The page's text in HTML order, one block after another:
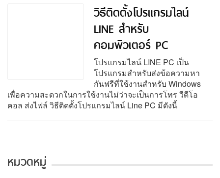
วิธีติดตั้งโปรแกรมไลน์
LINE สำหรับ
คอมพิวเตอร์ PC
โปรแกรมไลน์ LINE PC เป็น
โปรแกรมสำหรับส่งข้อความหา
กันฟรีที่ใช้งานสำหรับ Windows
เพื่อความสะดวกในการใช้งานไม่ว่าจะเป็นการโทร วีดีโอ
คอล ส่งไฟล์ วิธีติดตั้งโปรแกรมไลน์ Line PC มีดังนี้
หมวดหมู่